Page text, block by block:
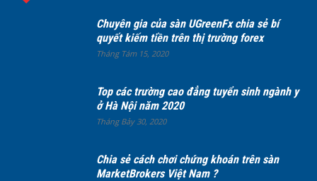
Chuyên gia của sàn UGreenFx chia sẻ bí
quyết kiếm tiền trên thị trường forex
Tháng Tám 15, 2020
Top các trường cao đẳng tuyển sinh ngành y
ở Hà Nội năm 2020
Tháng Bảy 30, 2020
Chia sẻ cách chơi chứng khoán trên sàn
MarketBrokers Việt Nam ?